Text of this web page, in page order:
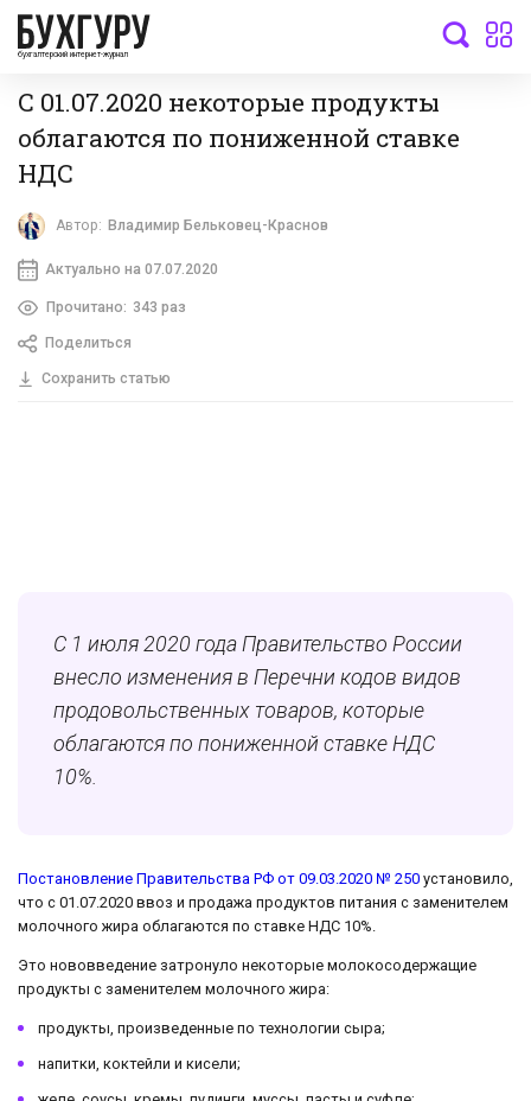
бухгалтерский интернет-журнал
С 01.07.2020 некоторые продукты
облагаются по пониженной ставке
НДС
Автор: Владимир Бельковец-Краснов
Актуально на 07.07.2020
Прочитано: 343 раз
Поделиться
Сохранить статью
С 1 июля 2020 года Правительство России
внесло изменения в Перечни кодов видов
продовольственных товаров, которые
облагаются по пониженной ставке НДС
10%.
Постановление Правительства РФ от 09.03.2020 № 250 установило,
что с 01.07.2020 ввоз и продажа продуктов питания с заменителем
молочного жира облагаются по ставке НДС 10%.
Это нововведение затронуло некоторые молокосодержащие
продукты с заменителем молочного жира:
продукты, произведенные по технологии сыра;
напитки, коктейли и кисели;